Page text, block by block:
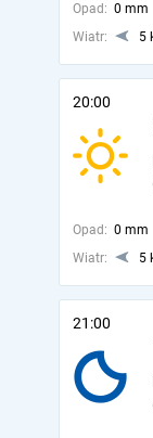
Opad: 0 mm
Wiatr:
5
20:00
Opad: 0 mm
Wiatr:
5
21:00